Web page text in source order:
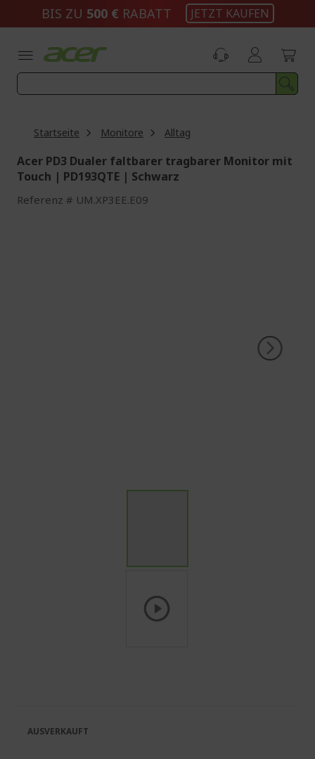
BIS ZU 500 € RABATT JETZT KAUFEN
Startseite Monitore Alltag
Acer PD3 Dualer faltbarer tragbarer Monitor mit
Touch | PD193QTE | Schwarz
Referenz UM.XP3EE.E09
AUSVERKAUFT